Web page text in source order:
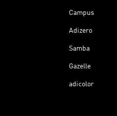
Campus
Adizero
Samba
Gazelle
adicolor